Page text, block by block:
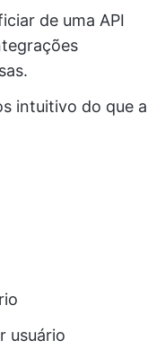
de uma API
intuitivo do que a
usuário